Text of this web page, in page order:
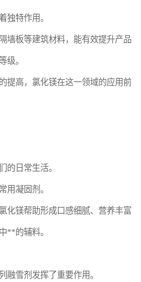
独特作用。
墙板等建筑材料，能有效提升产品
级。
提高，氯化镁在这一领域的应用前
的日常生活。
用凝固剂。
化镁帮助形成口感细腻、营养丰富
**的辅料。
融雪剂发挥了重要作用。